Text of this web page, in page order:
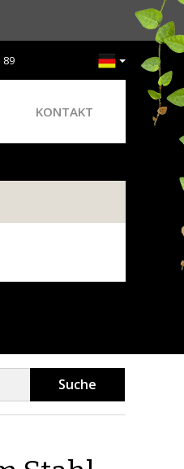
89
KONTAKT
Suche